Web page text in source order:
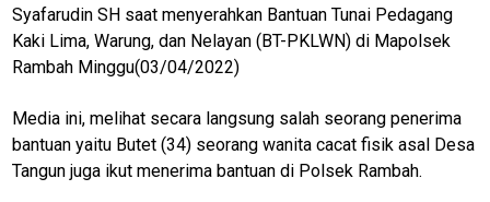
Syafarudin SH saat menyerahkan Bantuan Tunai Pedagang
Kaki Lima, Warung, dan Nelayan (BT-PKLWN) di Mapolsek
Rambah Minggu(03/04/2022)
Media ini, melihat secara langsung salah seorang penerima
bantuan yaitu Butet (34) seorang wanita cacat fisik asal Desa
Tangun juga ikut menerima bantuan di Polsek Rambah.
M